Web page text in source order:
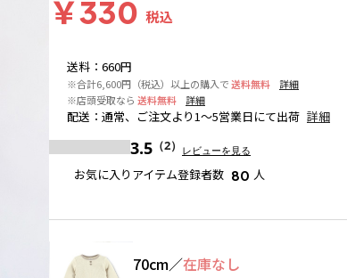
送料 ： 660円
※合計6,600円（税込）以上の購入で送料無料
詳細
※店頭受取なら 送料無料 詳細
配送 ： 通常、ご注文より1～5営業日にて出荷 詳細
3.5 （2） レビューを見る
お気に入りアイテム登録者数 80 人
￥330 税込
70cm／在庫なし